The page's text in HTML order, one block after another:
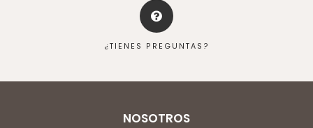
¿TIENES PREGUNTAS?
NOSOTROS